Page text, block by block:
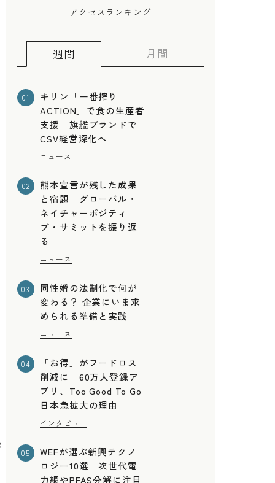
アクセスランキング
週間 月間
01
キリン「一番搾り
ACTION」で食の生産者
支援 旗艦ブランドで
CSV経営深化へ
ニュース
02
熊本宣言が残した成果
と宿題 グローバル・
ネイチャーポジティ
ブ・サミットを振り返
る
ニュース
03
同性婚の法制化で何が
変わる？ 企業にいま求
められる準備と実践
ニュース
04
「お得」がフードロス
削減に 60万人登録ア
プリ、Too Good To Go
日本急拡大の理由
インタビュー
05
WEFが選ぶ新興テクノ
ロジー10選 次世代電
力網やPFAS分解に注目